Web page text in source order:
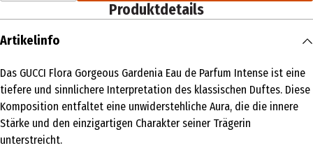
Produktdetails
Artikelinfo
Das GUCCI Flora Gorgeous Gardenia Eau de Parfum Intense ist eine
tiefere und sinnlichere Interpretation des klassischen Duftes. Diese
Komposition entfaltet eine unwiderstehliche Aura, die die innere
Stärke und den einzigartigen Charakter seiner Trägerin
unterstreicht.